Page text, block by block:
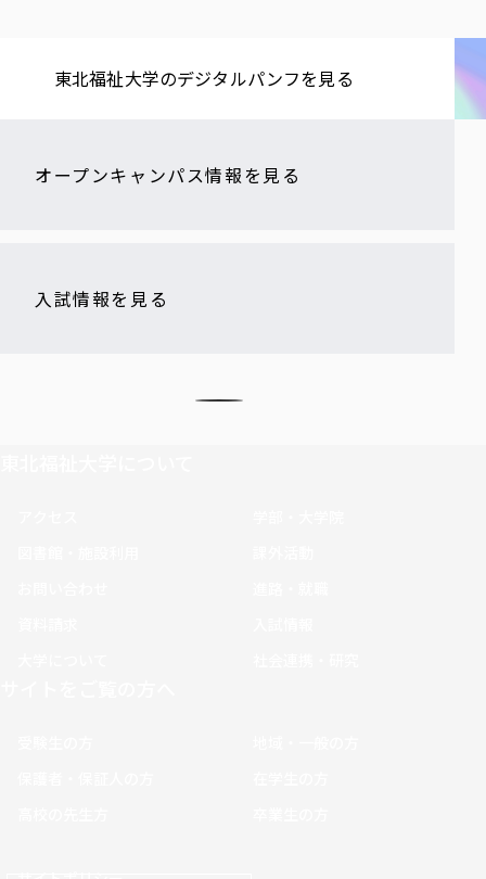
東北福祉大学の​デジタルパンフを​見る​
オープンキャンパス情報を見る
入試情報を見る